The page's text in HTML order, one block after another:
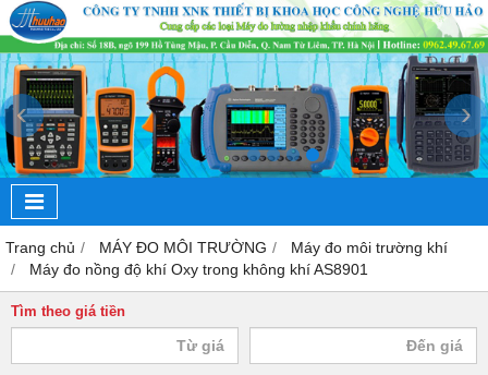
‹ ›
Trang chủ MÁY ĐO MÔI TRƯỜNG
Máy đo môi trường khí
Máy đo nồng độ khí Oxy trong không khí AS8901
Tìm theo giá tiền